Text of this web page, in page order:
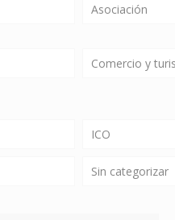
Asociación
Comercio y
ICO
Sin categorizar